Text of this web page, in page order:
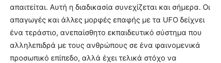
απαιτείται. Αυτή η διαδικασία συνεχίζεται και σήμερα. Οι
απαγωγές και άλλες μορφές επαφής με τα UFO δείχνει
ένα τεράστιο, ανεπαίσθητο εκπαιδευτικό σύστημα που
αλληλεπιδρά με τους ανθρώπους σε ένα φαινομενικά
προσωπικό επίπεδο, αλλά έχει τελικά στόχο να